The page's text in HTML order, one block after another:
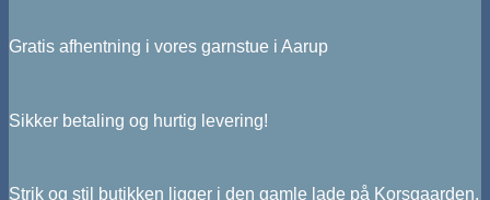
Gratis afhentning i vores garnstue i Aarup
Sikker betaling og hurtig levering!
Strik og stil butikken ligger i den gamle lade på Korsgaarden,